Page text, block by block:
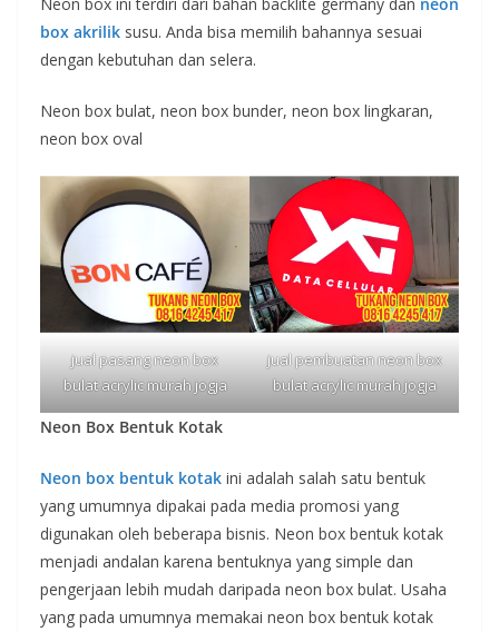
box akrilik susu. Anda bisa memilih bahannya sesuai
dengan kebutuhan dan selera.
Neon box bulat, neon box bunder, neon box lingkaran,
neon box oval
jual pasang neon box
bulat acrylic murah jogja
jual pembuatan neon box
bulat acrylic murah jogja
Neon Box Bentuk Kotak
Neon box bentuk kotak ini adalah salah satu bentuk
yang umumnya dipakai pada media promosi yang
digunakan oleh beberapa bisnis. Neon box bentuk kotak
menjadi andalan karena bentuknya yang simple dan
pengerjaan lebih mudah daripada neon box bulat. Usaha
yang pada umumnya memakai neon box bentuk kotak